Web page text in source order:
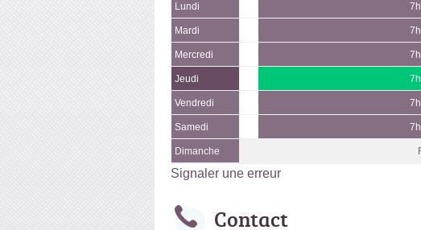
Lundi
Mardi
Mercredi
Jeudi
Vendredi
Samedi
Dimanche
Signaler une erreur
Contact